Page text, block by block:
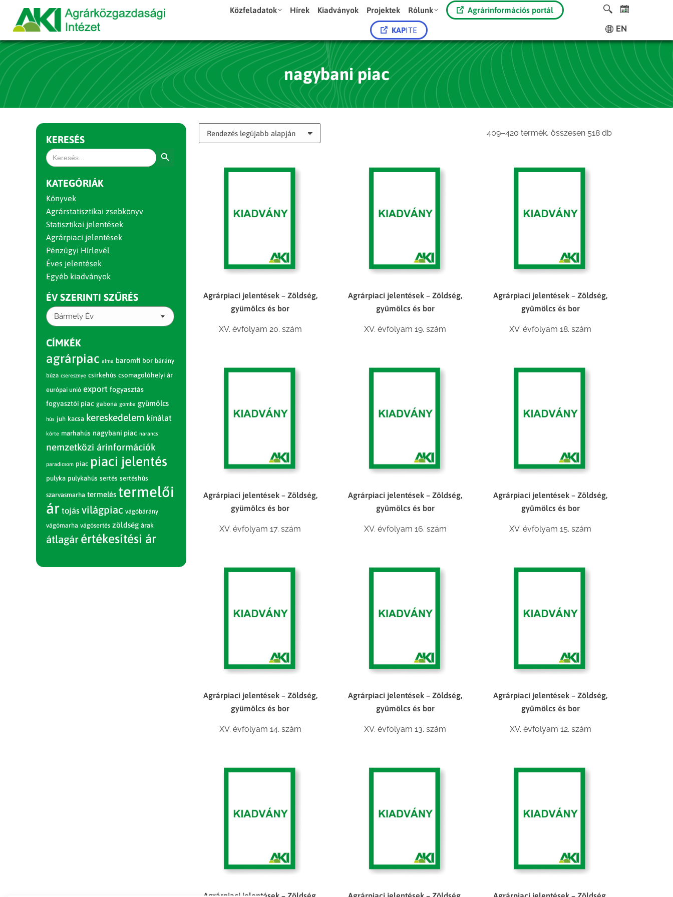
Közfeladatok Hírek Kiadványok Projektek Rólunk Agrárinformációs portál
KAPITE EN
nagybani piac
409–420 termék, összesen 518 dbSorted
Agrárpiaci jelentések – Zöldség,
gyümölcs és bor
XV. évfolyam 20. szám
Agrárpiaci jelentések – Zöldség,
gyümölcs és bor
XV. évfolyam 19. szám
Agrárpiaci jelentések – Zöldség,
gyümölcs és bor
XV. évfolyam 18. szám
Agrárpiaci jelentések – Zöldség,
gyümölcs és bor
XV. évfolyam 17. szám
Agrárpiaci jelentések – Zöldség,
gyümölcs és bor
XV. évfolyam 16. szám
Agrárpiaci jelentések – Zöldség,
gyümölcs és bor
XV. évfolyam 15. szám
Agrárpiaci jelentések – Zöldség,
gyümölcs és bor
XV. évfolyam 14. szám
Agrárpiaci jelentések – Zöldség,
gyümölcs és bor
XV. évfolyam 13. szám
Agrárpiaci jelentések – Zöldség,
gyümölcs és bor
XV. évfolyam 12. szám
KERESÉS
Search
for:
KATEGÓRIÁK
Könyvek
Agrárstatisztikai zsebkönyv
Statisztikai jelentések
Agrárpiaci jelentések
Pénzügyi Hírlevél
Éves jelentések
Egyéb kiadványok
ÉV SZERINTI SZŰRÉS
Bármely Év
CÍMKÉK
agrárpiac alma baromfi bor bárány
búza cseresznye csirkehús csomagolóhelyi ár
európai unió export fogyasztás
fogyasztói piac gabona gomba gyümölcs
hús juh kacsa kereskedelem kínálat
körte marhahús nagybani piac narancs
nemzetközi árinformációk
paradicsom piac piaci jelentés
pulyka pulykahús sertés sertéshús
szarvasmarha termelés termelői
ár tojás világpiac vágóbárány
vágómarha vágósertés zöldség árak
átlagár értékesítési ár